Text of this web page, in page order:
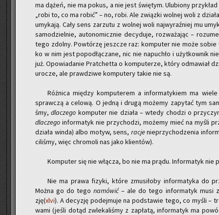
ma dążeń, nie ma pokus, a nie jest świę­tym. Ulu­bio­ny
„robi to, co ma robić” – no, robi. Ale związ­ki wol­nej woli z
umy­ka­ją. Cały sens za­rzu­tu z wol­nej woli naj­wy­raź­niej mu
sa­mo­dziel­nie, au­to­no­micz­nie de­cy­du­je, roz­wa­ża­jąc –
tego zdol­ny. Po­wtó­rzę jesz­cze raz: kom­pu­ter nie może
ko w nim jest po­po­dłą­cza­ne, nic nie na­pu­chło i użyt­kow­nik
już. Opo­wia­da­nie Prat­chet­ta o kom­pu­te­rze, który od­ma­wiał
uro­cze, ale praw­dzi­we kom­pu­te­ry takie nie są.
Róż­ni­ca mię­dzy kom­pu­te­rem a in­for­ma­ty­kiem ma
spraw­czą a ce­lo­wą. O jedną i drugą mo­że­my za­py­tać tym
śmy,dla­cze­go kom­pu­ter nie dzia­ła – wtedy cho­dzi o
dla­cze­go in­for­ma­tyk nie przy­cho­dzi, mo­że­my mieć na myśli
dzia­ła winda) albo motyw, sens, racjenie­przy­cho­dze­nia
ci­li­śmy, więc chro­mo­li nas jako klien­tów).
Kom­pu­ter się nie włą­cza, bo nie ma prądu. In­for­ma­tyk nie
Nie ma prawa fi­zy­ki, które zmu­si­ło­by in­for­ma­ty­ka do
Można go do tegona­mó­wić– ale do tego in­for­ma­tyk musi
zję(xlvi). A de­cy­zję po­dej­mu­je na pod­sta­wie tego, co myśli –
wa­mi (jeśli dotąd zwle­ka­li­śmy z za­pła­tą, in­for­ma­tyk ma